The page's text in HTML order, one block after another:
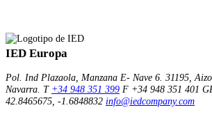
IED Europa
Pol. Ind Plazaola, Manzana E- Nave 6. 31195,
Navarra. T +34 948 351 399 F +34 948 351 401
42.8465675, -1.6848832 info@iedcompany.com